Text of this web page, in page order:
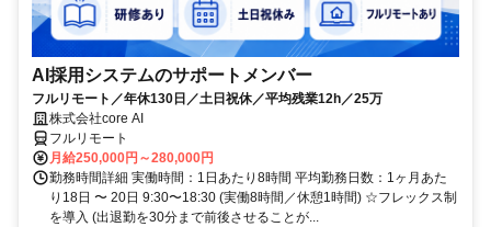
AI採用システムのサポートメンバー
フルリモート／年休130日／土日祝休／平均残業12h／25万
株式会社core AI
フルリモート
月給250,000円～280,000円
勤務時間詳細 実働時間：1日あたり8時間 平均勤務日数：1ヶ月あた
り18日 〜 20日 9:30〜18:30 (実働8時間／休憩1時間) ☆フレックス制
を導入 (出退勤を30分まで前後させることが...